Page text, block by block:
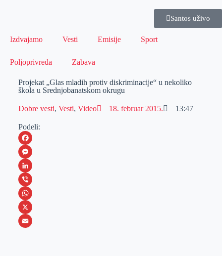
Santos uživo
Izdvajamo Vesti Emisije Sport
Poljoprivreda Zabava
Projekat „Glas mladih protiv diskriminacije“ u nekoliko
škola u Srednjobanatskom okrugu
Dobre vesti, Vesti, Video 18. februar 2015. 13:47
Podeli:
F
a
c
e
b
o
M
e
s
s
e
L
i
n
k
V
i
b
W
h
X